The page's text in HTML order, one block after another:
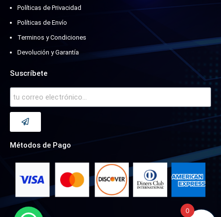
Políticas de Privacidad
Políticas de Envío
Terminos y Condiciones
Devolución y Garantía
Suscríbete
Métodos de Pago
0